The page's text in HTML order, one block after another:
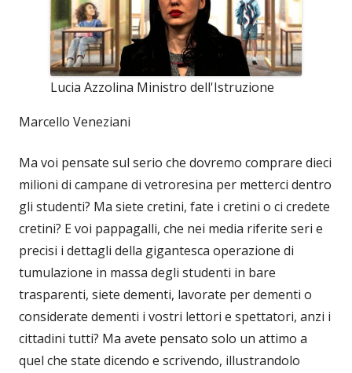
Lucia Azzolina Ministro dell'Istruzione
Marcello Veneziani
Ma voi pensate sul serio che dovremo comprare dieci
milioni di campane di vetroresina per metterci dentro
gli studenti? Ma siete cretini, fate i cretini o ci credete
cretini? E voi pappagalli, che nei media riferite seri e
precisi i dettagli della gigantesca operazione di
tumulazione in massa degli studenti in bare
trasparenti, siete dementi, lavorate per dementi o
considerate dementi i vostri lettori e spettatori, anzi i
cittadini tutti? Ma avete pensato solo un attimo a
quel che state dicendo e scrivendo, illustrandolo